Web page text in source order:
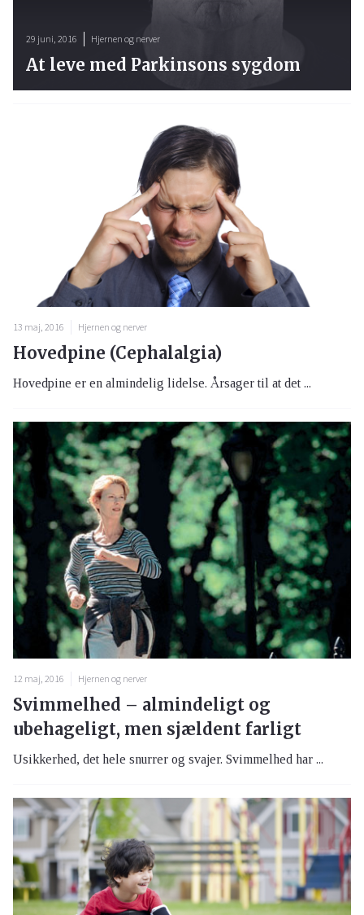
29 juni, 2016 Hjernen og nerver
At leve med Parkinsons sygdom
13 maj, 2016 Hjernen og nerver
Hovedpine (Cephalalgia)
Hovedpine er en almindelig lidelse. Årsager til at det ...
12 maj, 2016 Hjernen og nerver
Svimmelhed – almindeligt og
ubehageligt, men sjældent farligt
Usikkerhed, det hele snurrer og svajer. Svimmelhed har ...